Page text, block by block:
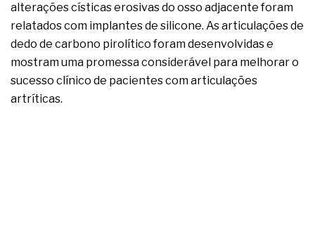
alterações císticas erosivas do osso adjacente foram
relatados com implantes de silicone. As articulações de
dedo de carbono pirolítico foram desenvolvidas e
mostram uma promessa considerável para melhorar o
sucesso clínico de pacientes com articulações
artríticas.